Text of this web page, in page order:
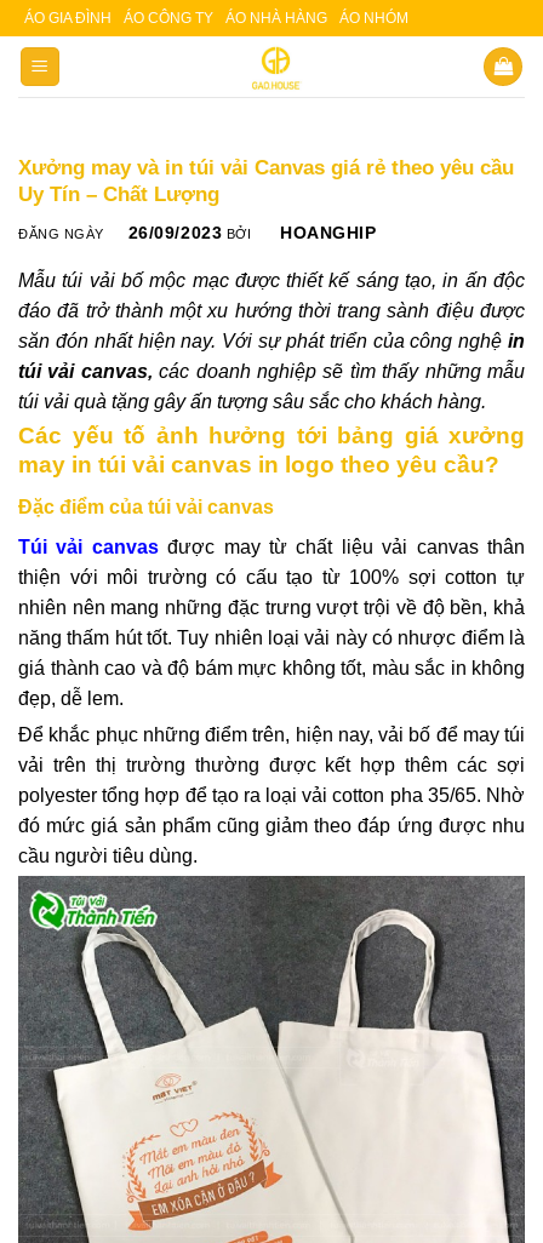
Skip
content
ÁO GIA ĐÌNH ÁO CÔNG TY ÁO NHÀ HÀNG ÁO NHÓM
Xưởng may và in túi vải Canvas giá rẻ theo yêu cầu
Uy Tín – Chất Lượng
ĐĂNG NGÀY 26/09/2023 BỞI HOANGHIP
Mẫu túi vải bố mộc mạc được thiết kế sáng tạo, in ấn độc
đáo đã trở thành một xu hướng thời trang sành điệu được
săn đón nhất hiện nay. Với sự phát triển của công nghệ in
túi vải canvas, các doanh nghiệp sẽ tìm thấy những mẫu
túi vải quà tặng gây ấn tượng sâu sắc cho khách hàng.
Các yếu tố ảnh hưởng tới bảng giá xưởng
may in túi vải canvas in logo theo yêu cầu?
Đặc điểm của túi vải canvas
Túi vải canvasđược may từ chất liệu vải canvas thân
thiện với môi trường có cấu tạo từ 100% sợi cotton tự
nhiên nên mang những đặc trưng vượt trội về độ bền, khả
năng thấm hút tốt. Tuy nhiên loại vải này có nhược điểm là
giá thành cao và độ bám mực không tốt, màu sắc in không
đẹp, dễ lem.
Để khắc phục những điểm trên, hiện nay, vải bố để may túi
vải trên thị trường thường được kết hợp thêm các sợi
polyester tổng hợp để tạo ra loại vải cotton pha 35/65. Nhờ
đó mức giá sản phẩm cũng giảm theo đáp ứng được nhu
cầu người tiêu dùng.